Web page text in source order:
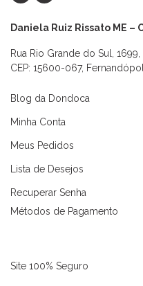
Daniela Ruiz Rissato ME –
Rua Rio Grande do Sul,
CEP: 15600-067,
Blog da Dondoca
Minha Conta
Meus Pedidos
Lista de Desejos
Recuperar Senha
Métodos de Pagamento
Site 100% Seguro